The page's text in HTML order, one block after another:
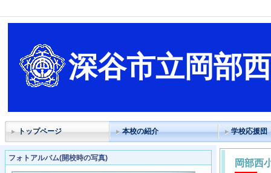
深谷市立岡部
トップページ 本校の紹介 学校応援団
フォトアルバム(開校時の写真)
岡部西